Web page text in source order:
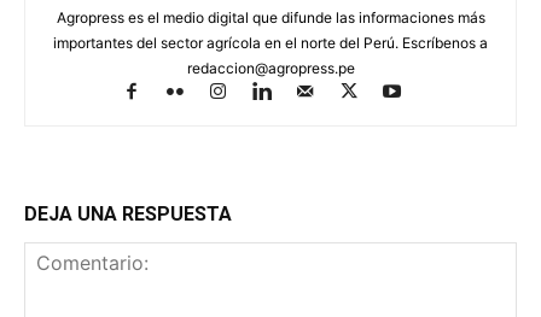
Agropress es el medio digital que difunde las informaciones más
importantes del sector agrícola en el norte del Perú. Escríbenos a
redaccion@agropress.pe
DEJA UNA RESPUESTA